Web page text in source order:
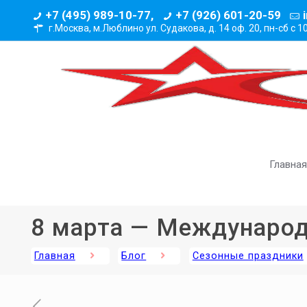
+7 (495) 989-10-77, +7 (926) 601-20-59
г.Москва, м.Люблино ул. Судакова, д. 14 оф. 20, пн-сб с
Главная
8 марта —
Главная Блог Сезонные праздники